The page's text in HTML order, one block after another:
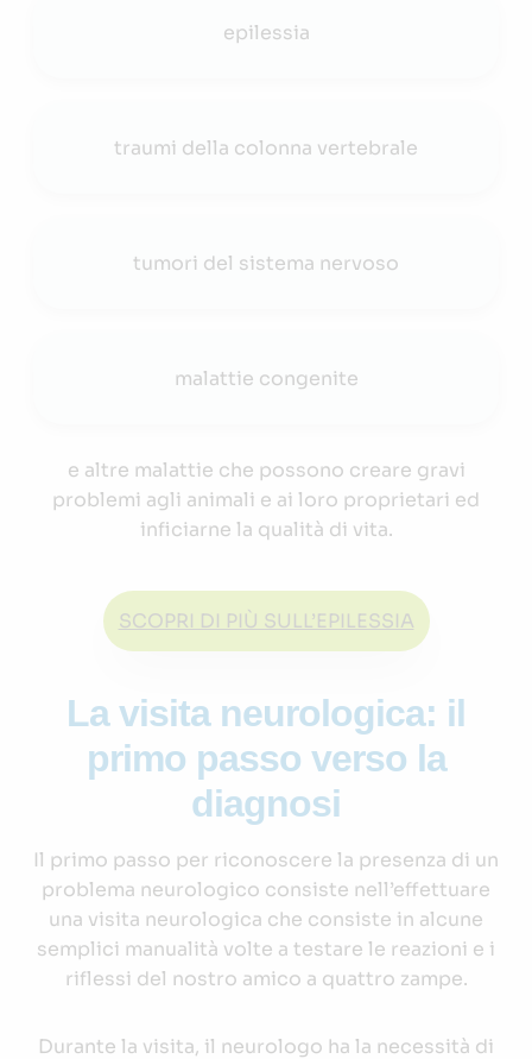
epilessia
traumi della colonna vertebrale
tumori del sistema nervoso
malattie congenite
e altre malattie che possono creare gravi
problemi agli animali e ai loro proprietari ed
inficiarne la qualità di vita.
SCOPRI DI PIÙ SULL’EPILESSIA
La visita neurologica: il
primo passo verso la
diagnosi
Il primo passo per riconoscere la presenza di un
problema neurologico consiste nell’effettuare
una visita neurologica che consiste in alcune
semplici manualità volte a testare le reazioni e i
riflessi del nostro amico a quattro zampe.
Durante la visita, il neurologo ha la necessità di